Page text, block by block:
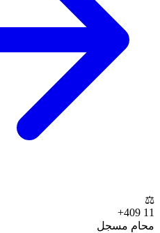
⚖️
11 409
+
محامٍ مسجل